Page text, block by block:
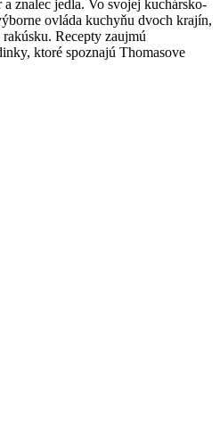
znalec jedla. Vo svojej kuchársko-
ovláda kuchyňu dvoch krajín,
Recepty zaujmú
ktoré spoznajú Thomasove